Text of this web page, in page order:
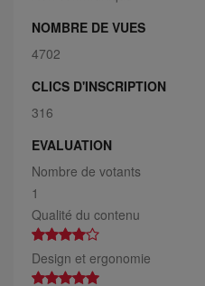
NOMBRE DE VUES
4702
CLICS D'INSCRIPTION
316
EVALUATION
Nombre de votants
1
Qualité du contenu
Design et ergonomie